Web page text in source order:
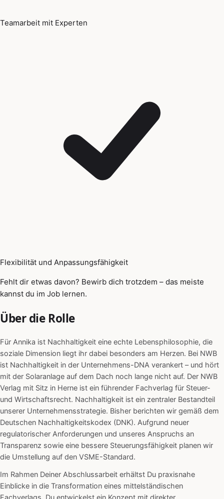
Teamarbeit mit Experten
Flexibilität und Anpassungsfähigkeit
Fehlt dir etwas davon? Bewirb dich trotzdem – das meiste
kannst du im Job lernen.
Über die Rolle
Für Annika ist Nachhaltigkeit eine echte Lebensphilosophie, die
soziale Dimension liegt ihr dabei besonders am Herzen. Bei NWB
ist Nachhaltigkeit in der Unternehmens-DNA verankert – und hört
mit der Solaranlage auf dem Dach noch lange nicht auf. Der NWB
Verlag mit Sitz in Herne ist ein führender Fachverlag für Steuer-
und Wirtschaftsrecht. Nachhaltigkeit ist ein zentraler Bestandteil
unserer Unternehmensstrategie. Bisher berichten wir gemäß dem
Deutschen Nachhaltigkeitskodex (DNK). Aufgrund neuer
regulatorischer Anforderungen und unseres Anspruchs an
Transparenz sowie eine bessere Steuerungsfähigkeit planen wir
die Umstellung auf den VSME-Standard.
Im Rahmen Deiner Abschlussarbeit erhältst Du praxisnahe
Einblicke in die Transformation eines mittelständischen